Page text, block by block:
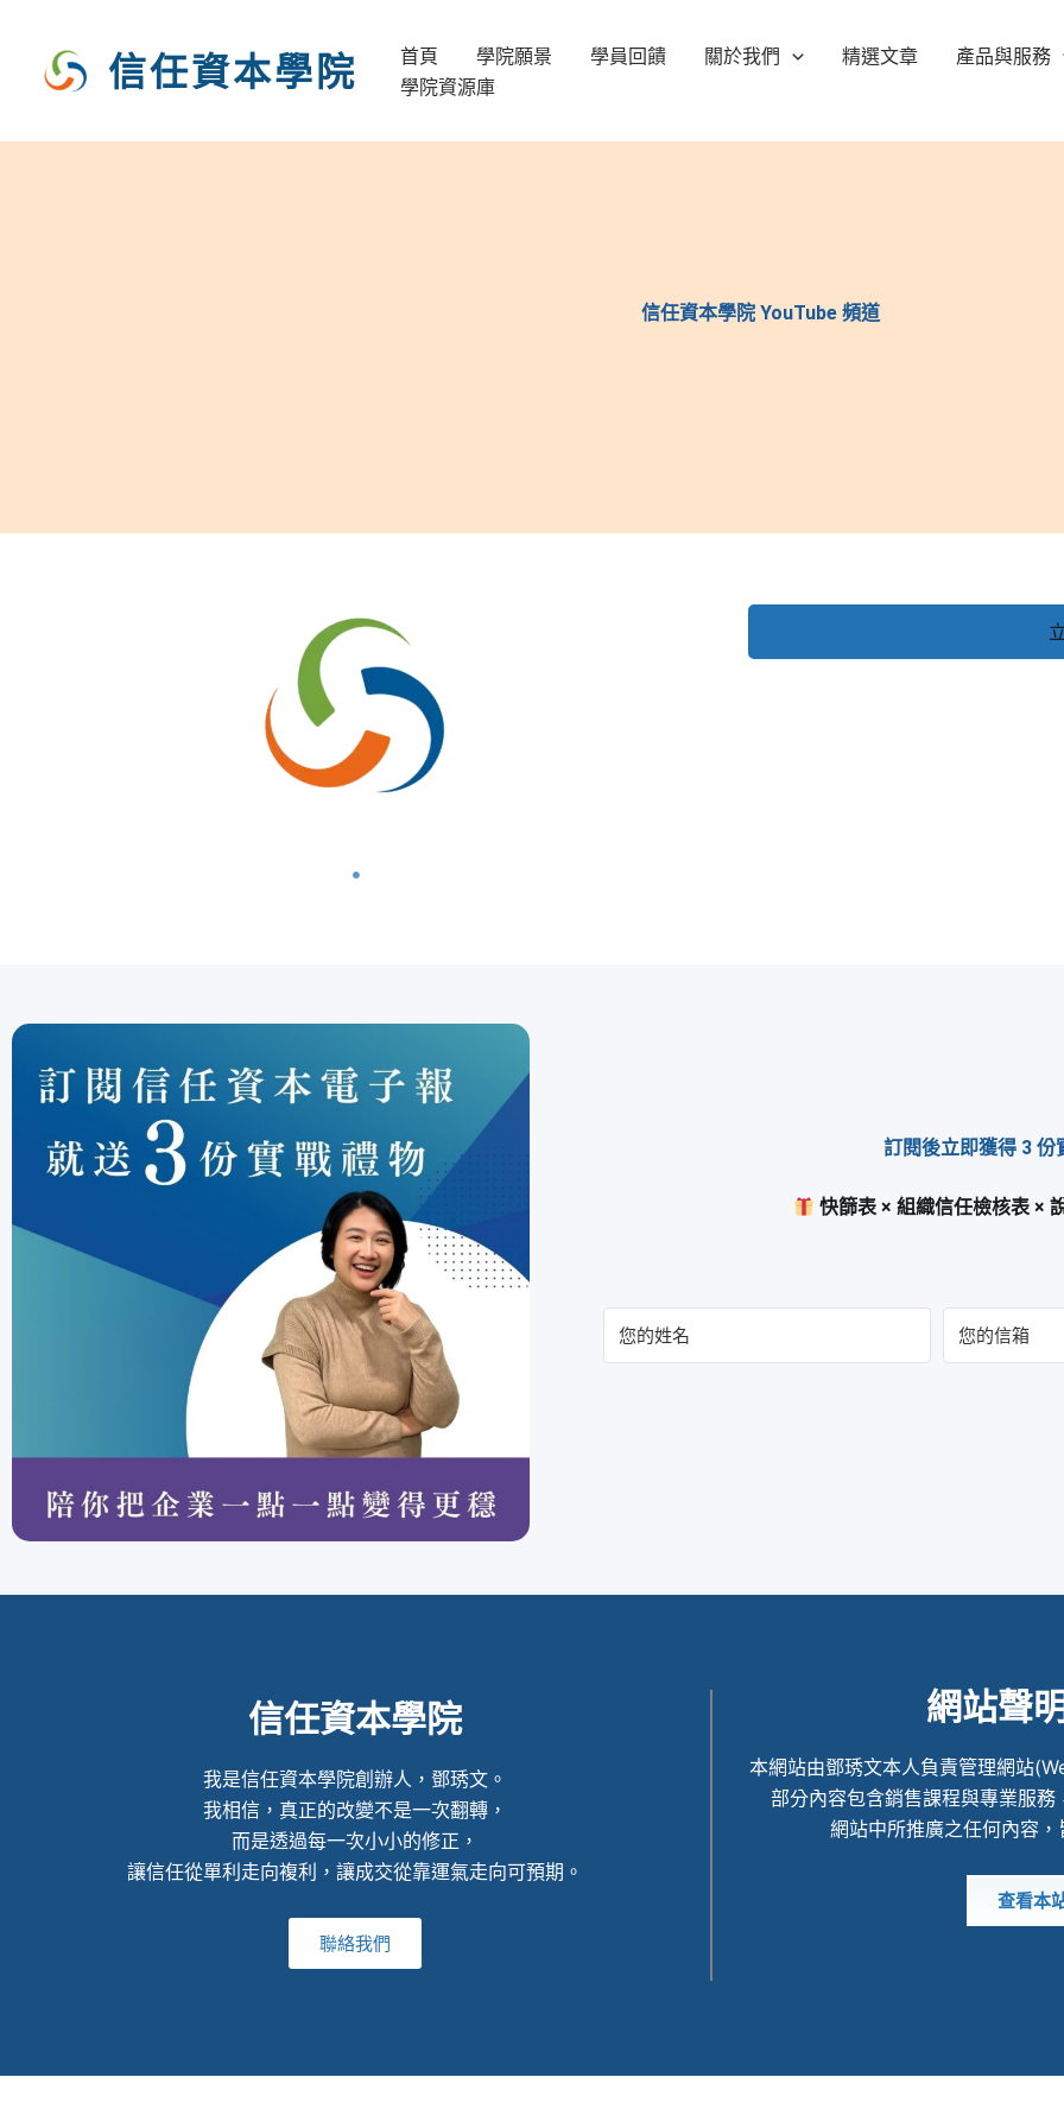
內
信任資本學院 首頁 學院願景 學員回饋 關於我們 精選文章
產品與服務
學院資源庫
信任資本學院 YouTube 頻道
訂閱後立即獲得 3 份
快篩表 × 組織信任檢核表 ×
信任資本學院
我是信任資本學院創辦人，鄧琇文。
我相信，真正的改變不是一次翻轉，
而是透過每一次小小的修正，
讓信任從單利走向複利，讓成交從靠運氣走向可預期。
聯絡我們
網站聲
本網站由鄧琇文本人負責管理網站
部分內容包含銷售課程與專業服
網站中所推廣之任何內容
查看本